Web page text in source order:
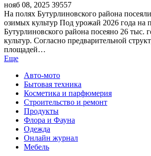
нояб 08, 2025 39557
На полях Бутурлиновского района
озимых культур Под урожай 2026 года на
Бутурлиновского района посеяно 26 тыс.
культур. Согласно предварительной
площадей…
Еще
Авто-мото
Бытовая техника
Косметика и парфюмерия
Строительство и ремонт
Продукты
Флора и Фауна
Одежда
Онлайн журнал
Мебель